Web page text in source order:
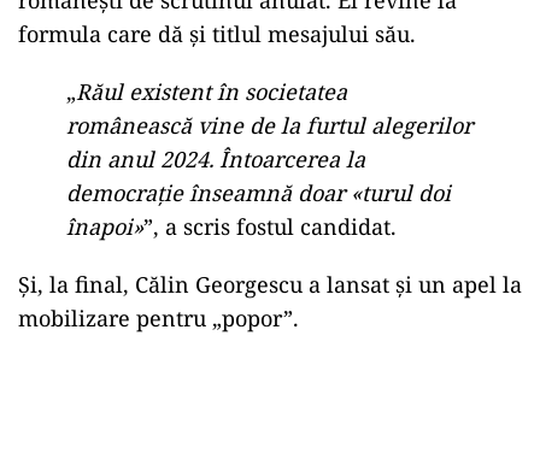
formula care dă și titlul mesajului său.
„Răul existent în societatea
românească vine de la furtul alegerilor
din anul 2024. Întoarcerea la
democrație înseamnă doar «turul doi
înapoi»”, a scris fostul candidat.
Și, la final, Călin Georgescu a lansat și un apel la
mobilizare pentru „popor”.